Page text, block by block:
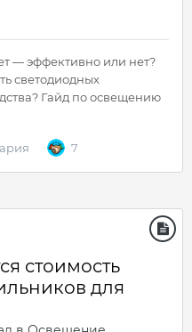
— эффективно или нет?
светодиодных
Гайд по освещению
7
стоимость
для